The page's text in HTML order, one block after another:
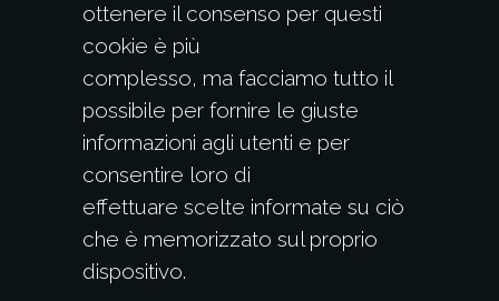
ottenere il consenso per questi
cookie è più
complesso, ma facciamo tutto il
possibile per fornire le giuste
informazioni agli utenti e per
consentire loro di
effettuare scelte informate su ciò
che è memorizzato sul proprio
dispositivo.